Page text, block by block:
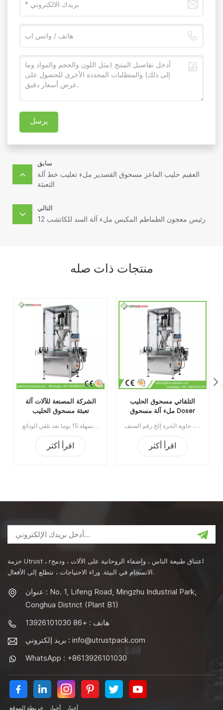
يرسل
سابق
العقيم حليب الماعز مسحوق القصدير ملء تعليب خط آلة
التعبئة
التالي
12 رئيس معجون الطماطم المكبس ملء آلة السد للكاتشب
منتجات ذات صله
الشركة المصنعة للآلات آلة
تعبئة مسحوق الحليب
Doser اوجير حشو
آلة تعبئة مسحوق الحليب / حشو أوجيه الدوسر: سعة وعاء مختلفة 15 لتر / 30 لتر / 50/100 لتر لقياس النطاق ، هذه الآلة مناسبة لملء الزجاجات والعلب والصناديق بمسحوق مسحوق ، مثل مسحوق الحليب ، ومسحوق الزلال ، والقهوة ، والجلوكوز ، الطب الصلب ، بودرة التلك ، الصبغات ، النكهات والعطور الحد الأدنى للطلب:1قسط:تي / تميناء الشحن:قوانغتشوالمنطقة الأصلية:الصينمهلة:15 يوما بعد تلقي الودائع
اقرأ أكثر
التلقائي مسحوق الحليب
ملء آلة مسحوق Doser
آلة تعبئة مسحوق الحليب الأوتوماتيكية تستخدم على نطاق واسع للأغذية ، الكيماويات ، الصناعات الدوائية ، قابلة للتطبيق على علب البلاستيك / القصدير / الألومنيوم ، الزجاجة ، حاوية الجرة إلخ.رقم الصنف:UT0AGZ1الحد الأدنى للطلب:1قسط:TTميناء الشحن:قوانغتشوالمنطقة الأصلية:قوانغتشو، الصينمهلة:30 يوما بعد تلقي الودائع
اقرأ أكثر
حزمة Utrust ، rاعتناق طبيعة الناس ، وإضفاء الروحانية على الآلات ، ودمج
الانسجام في البيئة. وراء الاحتياجات ، نتطلع إلى الأفعال.
عنوان : No. 1, Lifeng Road, Mingzhu Industrial Park,
Conghua District (Plant B1)
هاتف : +86 13926101030
بريد إلكتروني : info@utrustpack.com
WhatsApp : +8613926101030
خريطة الموقع أخبار أخبار